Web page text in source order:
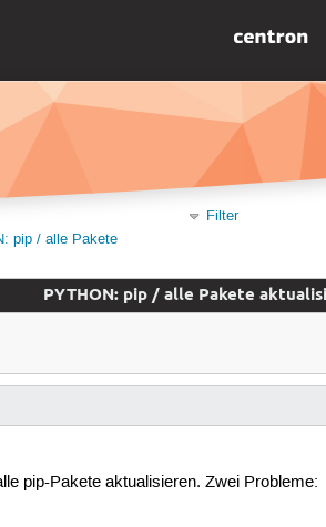
Filter
pip / alle Pakete
PYTHON: pip / alle Pakete
pip-Pakete aktualisieren. Zwei Probleme: